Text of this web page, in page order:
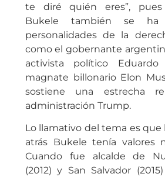
te diré quién eres”,
Bukele también se ha
personalidades de la
como el gobernante
activista político Eduardo
magnate billonario Elon
sostiene una estrecha
administración Trump.
Lo llamativo del tema es que
atrás Bukele tenía valores
Cuando fue alcalde de
(2012) y San Salvador